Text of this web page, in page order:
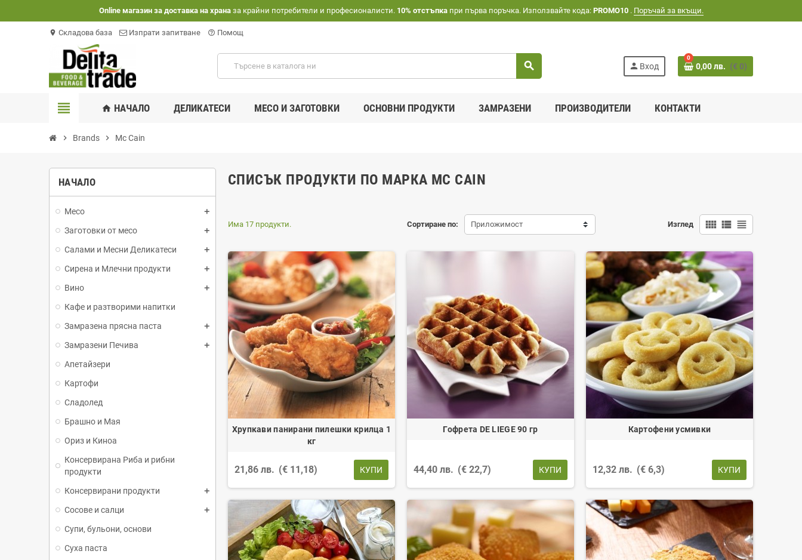
Оnline магазин за доставка на храназа крайни потребители и професионалисти. 10% отстъпкапри първа поръчка. Използвайте кода: PROMO10 . Поръчай за вкъщи.
location_on Складова база Изпрати запитване help_outline Помощ
search person Вход
0
0,00 лв. (€ 0)
view_headline home НАЧАЛО ДЕЛИКАТЕСИ МЕСО И ЗАГОТОВКИ ОСНОВНИ ПРОДУКТИ ЗАМРАЗЕНИ ПРОИЗВОДИТЕЛИ КОНТАКТИ
chevron_right Brands chevron_right Mc Cain
НАЧАЛО
Месо
Заготовки от месо
Салами и Месни Деликатеси
Сирена и Млечни продукти
Вино
Кафе и разтворими напитки
Замразена прясна паста
Замразени Печива
Апетайзери
Картофи
Сладолед
Брашно и Мая
Ориз и Киноа
Консервирана Риба и рибни
продукти
Консервирани продукти
Сосове и салци
Супи, бульони, основи
Суха паста
СПИСЪК ПРОДУКТИ ПО МАРКА MC CAIN
Сортиране по: Приложимост Изглед view_comfy view_list view_headline
Има 17 продукти.
Хрупкави панирани пилешки крилца 1
кг
21,86 лв. (€ 11,18) КУПИ
Гофрета DE LIEGE 90 гр
44,40 лв. (€ 22,7) КУПИ
Картофени усмивки
12,32 лв. (€ 6,3) КУПИ